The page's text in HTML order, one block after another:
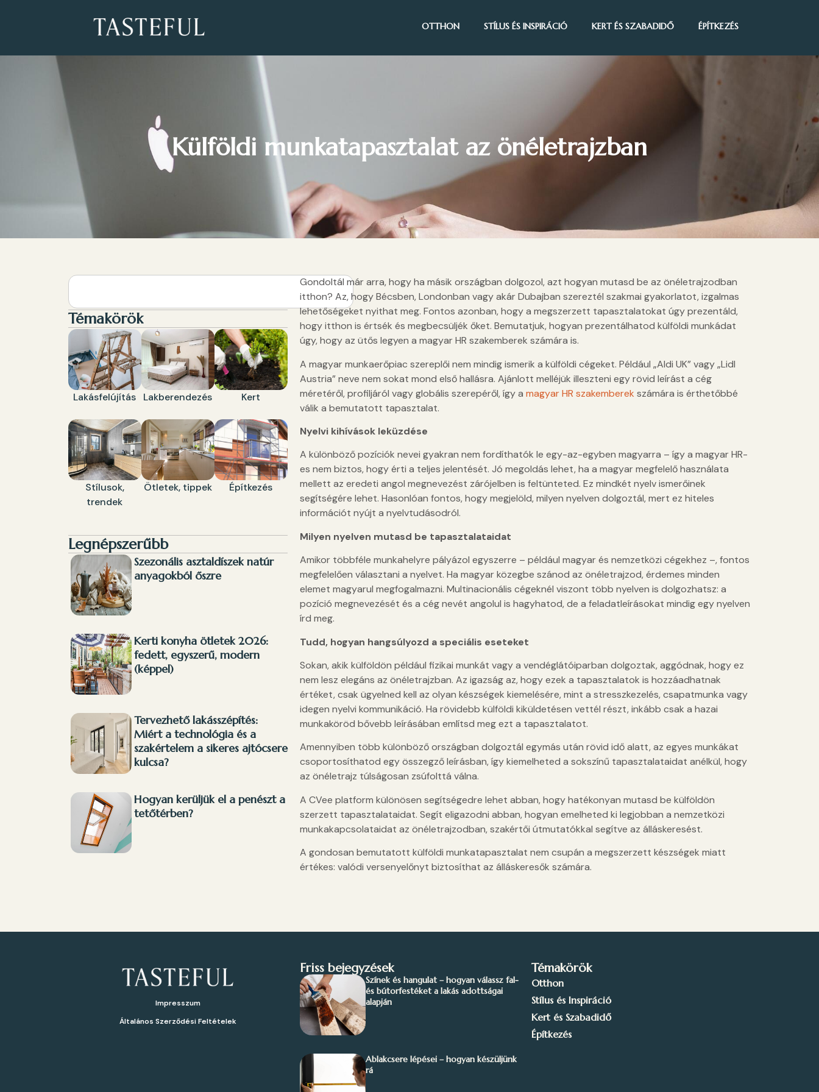
OTTHON STÍLUS ÉS INSPIRÁCIÓ KERT ÉS SZABADIDŐ ÉPÍTKEZÉS
Külföldi munkatapasztalat az önéletrajzban
Témakörök
Lakásfelújítás Lakberendezés Kert
Stílusok,
trendek
Ötletek, tippek Építkezés
Legnépszerűbb
Szezonális asztaldíszek natúr
anyagokból őszre
Kerti konyha ötletek 2026:
fedett, egyszerű, modern
(képpel)
Tervezhető lakásszépítés:
Miért a technológia és a
szakértelem a sikeres ajtócsere
kulcsa?
Hogyan kerüljük el a penészt a
tetőtérben?
Gondoltál már arra, hogy ha másik országban dolgozol, azt hogyan mutasd be az önéletrajzodban
itthon? Az, hogy Bécsben, Londonban vagy akár Dubajban szereztél szakmai gyakorlatot, izgalmas
lehetőségeket nyithat meg. Fontos azonban, hogy a megszerzett tapasztalatokat úgy prezentáld,
hogy itthon is értsék és megbecsüljék őket. Bemutatjuk, hogyan prezentálhatod külföldi munkádat
úgy, hogy az ütős legyen a magyar HR szakemberek számára is.
A magyar munkaerőpiac szereplői nem mindig ismerik a külföldi cégeket. Például „Aldi UK” vagy „Lidl
Austria” neve nem sokat mond első hallásra. Ajánlott melléjük illeszteni egy rövid leírást a cég
méretéről, profiljáról vagy globális szerepéről, így a magyar HR szakemberek számára is érthetőbbé
válik a bemutatott tapasztalat.
Nyelvi kihívások leküzdése
A különböző pozíciók nevei gyakran nem fordíthatók le egy-az-egyben magyarra – így a magyar HR-
es nem biztos, hogy érti a teljes jelentését. Jó megoldás lehet, ha a magyar megfelelő használata
mellett az eredeti angol megnevezést zárójelben is feltünteted. Ez mindkét nyelv ismerőinek
segítségére lehet. Hasonlóan fontos, hogy megjelöld, milyen nyelven dolgoztál, mert ez hiteles
információt nyújt a nyelvtudásodról.
Milyen nyelven mutasd be tapasztalataidat
Amikor többféle munkahelyre pályázol egyszerre – például magyar és nemzetközi cégekhez –, fontos
megfelelően választani a nyelvet. Ha magyar közegbe szánod az önéletrajzod, érdemes minden
elemet magyarul megfogalmazni. Multinacionális cégeknél viszont több nyelven is dolgozhatsz: a
pozíció megnevezését és a cég nevét angolul is hagyhatod, de a feladatleírásokat mindig egy nyelven
írd meg.
Tudd, hogyan hangsúlyozd a speciális eseteket
Sokan, akik külföldön például fizikai munkát vagy a vendéglátóiparban dolgoztak, aggódnak, hogy ez
nem lesz elegáns az önéletrajzban. Az igazság az, hogy ezek a tapasztalatok is hozzáadhatnak
értéket, csak ügyelned kell az olyan készségek kiemelésére, mint a stresszkezelés, csapatmunka vagy
idegen nyelvi kommunikáció. Ha rövidebb külföldi kiküldetésen vettél részt, inkább csak a hazai
munkaköröd bővebb leírásában említsd meg ezt a tapasztalatot.
Amennyiben több különböző országban dolgoztál egymás után rövid idő alatt, az egyes munkákat
csoportosíthatod egy összegző leírásban, így kiemelheted a sokszínű tapasztalataidat anélkül, hogy
az önéletrajz túlságosan zsúfolttá válna.
A CVee platform különösen segítségedre lehet abban, hogy hatékonyan mutasd be külföldön
szerzett tapasztalataidat. Segít eligazodni abban, hogyan emelheted ki legjobban a nemzetközi
munkakapcsolataidat az önéletrajzodban, szakértői útmutatókkal segítve az álláskeresést.
A gondosan bemutatott külföldi munkatapasztalat nem csupán a megszerzett készségek miatt
értékes: valódi versenyelőnyt biztosíthat az álláskeresők számára.
Impresszum
Általános Szerződési Feltételek
Friss bejegyzések
Színek és hangulat – hogyan válassz fal-
és bútorfestéket a lakás adottságai
alapján
Ablakcsere lépései – hogyan készüljünk
rá
Témakörök
Otthon
Stílus és Inspiráció
Kert és Szabadidő
Építkezés